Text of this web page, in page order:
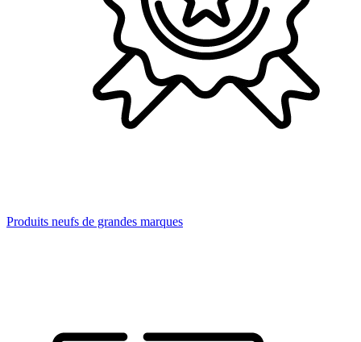
Produits neufs de grandes marques